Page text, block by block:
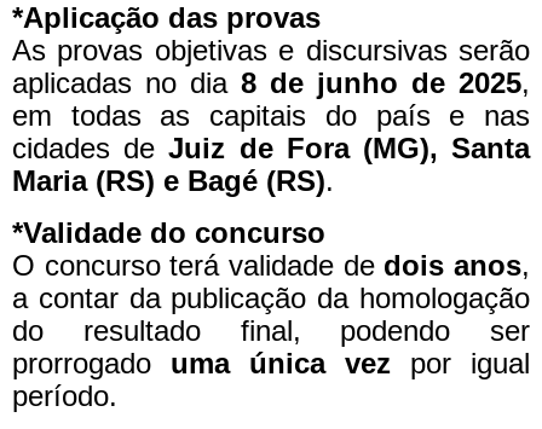
*Aplicação das provas
As provas objetivas e discursivas serão
aplicadas no dia 8 de junho de 2025,
em todas as capitais do país e nas
cidades deJuiz de Fora (MG), Santa
Maria (RS) e Bagé (RS).
*Validade do concurso
O concurso terá validade de dois anos,
a contar da publicação da homologação
do resultado final, podendo ser
prorrogado uma única vez por igual
período.